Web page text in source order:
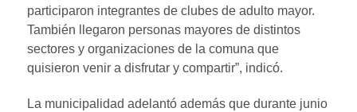
participaron integrantes de clubes de adulto mayor.
También llegaron personas mayores de distintos
sectores y organizaciones de la comuna que
quisieron venir a disfrutar y compartir”, indicó.
La municipalidad adelantó además que durante junio